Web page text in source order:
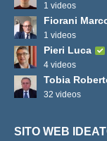
1 videos
Fiorani
1 videos
Pieri Luca
4 videos
Tobia
32 videos
SITO WEB